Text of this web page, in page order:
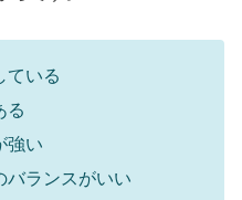
ている
る
強い
バランスがいい